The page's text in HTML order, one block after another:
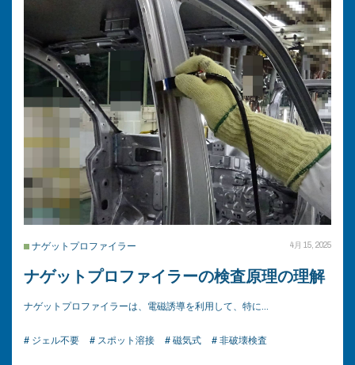
ナゲットプロファイラー 4月 15, 2025
ナゲットプロファイラーの検査原理の理解
ナゲットプロファイラーは、電磁誘導を利用して、特に…
# ジェル不要 # スポット溶接 # 磁気式 # 非破壊検査